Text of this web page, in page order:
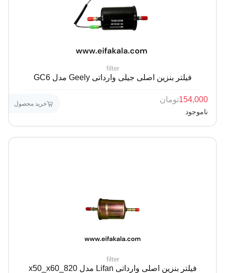
filter
فیلتر بنزین اصلی جیلی وارداتی Geely مدل GC6
154,000تومان
ناموجود
خرید محصول
filter
فیلتر بنزین اصلی وارداتی Lifan مدل x50_x60_820